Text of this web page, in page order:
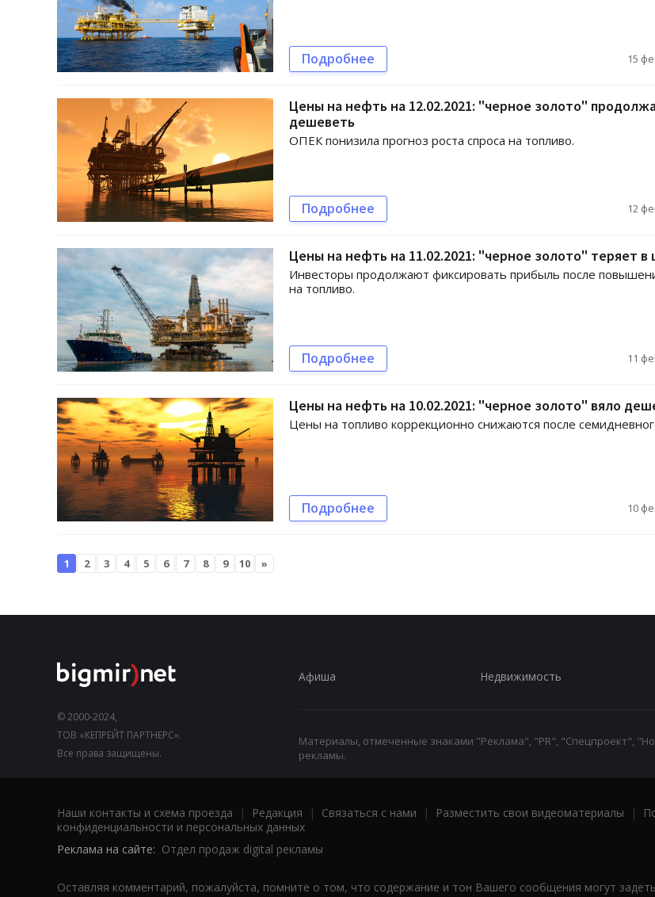
Подробнее 15
Цены на нефть на 12.02.2021: "черное золото"
дешеветь
ОПЕК понизила прогноз роста спроса на топливо.
Подробнее 12
Цены на нефть на 11.02.2021: "черное золото" теряет в
Инвесторы продолжают фиксировать прибыль после
на топливо.
Подробнее 11
Цены на нефть на 10.02.2021: "черное золото" вяло
Цены на топливо коррекционно снижаются после
Подробнее 10
1 2 3 4 5 6 7 8 9 10 »
© 2000-2024,
ТОВ «КЕПРЕЙТ ПАРТНЕРС».
Все права защищены.
Афиша Недвижимость
Материалы, отмеченные знаками "Реклама", "PR", "Спецпроект",
рекламы.
Наши контакты и схема проезда | Редакция | Связаться с нами | Разместить свои видеоматериалы |
конфиденциальности и персональных данных
Реклама на сайте: Отдел продаж digital рекламы
Оставляя комментарий, пожалуйста, помните о том, что содержание и тон Вашего сообщения могут